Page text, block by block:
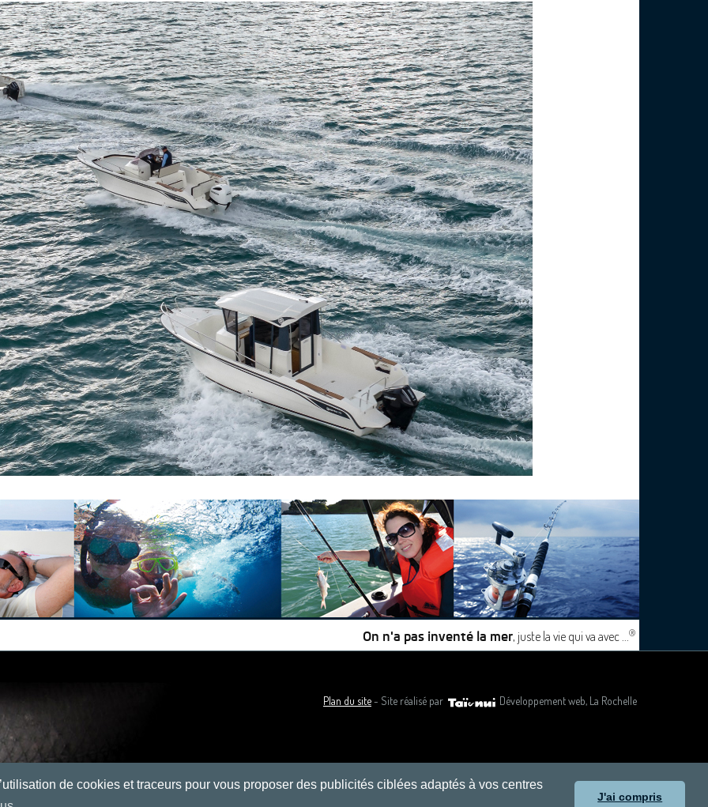
de cookies et traceurs pour vous proposer des publicités ciblées adaptés à vos centres
J'ai compris
On n'a pas inventé la mer, juste la vie qui va avec ... ®
Plan du site- Site réalisé par Développement web, La Rochelle